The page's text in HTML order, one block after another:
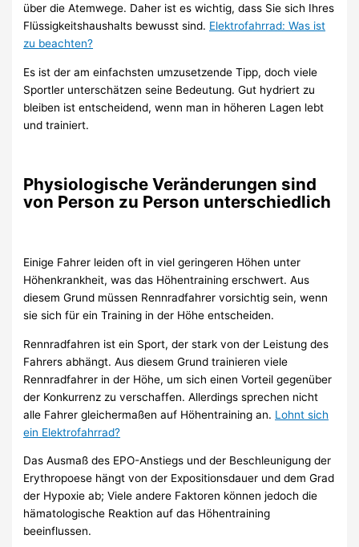
über die Atemwege. Daher ist es wichtig, dass Sie sich Ihres
Flüssigkeitshaushalts bewusst sind. Elektrofahrrad: Was ist
zu beachten?
Es ist der am einfachsten umzusetzende Tipp, doch viele
Sportler unterschätzen seine Bedeutung. Gut hydriert zu
bleiben ist entscheidend, wenn man in höheren Lagen lebt
und trainiert.
Physiologische Veränderungen sind
von Person zu Person unterschiedlich
Einige Fahrer leiden oft in viel geringeren Höhen unter
Höhenkrankheit, was das Höhentraining erschwert. Aus
diesem Grund müssen Rennradfahrer vorsichtig sein, wenn
sie sich für ein Training in der Höhe entscheiden.
Rennradfahren ist ein Sport, der stark von der Leistung des
Fahrers abhängt. Aus diesem Grund trainieren viele
Rennradfahrer in der Höhe, um sich einen Vorteil gegenüber
der Konkurrenz zu verschaffen. Allerdings sprechen nicht
alle Fahrer gleichermaßen auf Höhentraining an. Lohnt sich
ein Elektrofahrrad?
Das Ausmaß des EPO-Anstiegs und der Beschleunigung der
Erythropoese hängt von der Expositionsdauer und dem Grad
der Hypoxie ab; Viele andere Faktoren können jedoch die
hämatologische Reaktion auf das Höhentraining
beeinflussen.